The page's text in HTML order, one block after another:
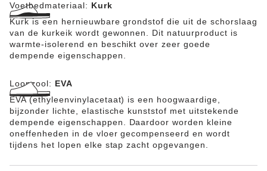
Voetbedmateriaal: Kurk
Kurk is een hernieuwbare grondstof die uit de schorslaag
van de kurkeik wordt gewonnen. Dit natuurproduct is
warmte-isolerend en beschikt over zeer goede
dempende eigenschappen.
Loopzool: EVA
EVA (ethyleenvinylacetaat) is een hoogwaardige,
bijzonder lichte, elastische kunststof met uitstekende
dempende eigenschappen. Daardoor worden kleine
oneffenheden in de vloer gecompenseerd en wordt
tijdens het lopen elke stap zacht opgevangen.